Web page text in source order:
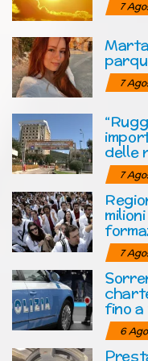
7
7
delle
7
7
fino
6